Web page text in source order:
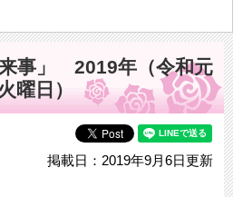
事」 2019年（令和元
曜日）
掲載日：2019年9月6日更新